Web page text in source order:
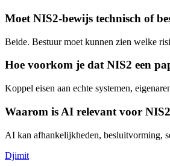
Moet NIS2-bewijs technisch of
Beide. Bestuur moet kunnen zien welke
Hoe voorkom je dat NIS2 een
Koppel eisen aan echte systemen,
Waarom is AI relevant voor
AI kan afhankelijkheden, besluitvorming,
Djimit